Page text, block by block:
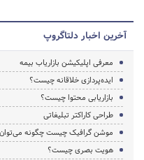
آخرین اخبار دلتاگروپ
معرفی اپلیکیشن بازاریاب بیمه
ایده‌پردازی خلاقانه چیست؟
بازاریابی محتوا چیست؟
طراحی کاراکتر تبلیغاتی
موشن گرافیک چیست چگونه
هویت بصری چیست؟